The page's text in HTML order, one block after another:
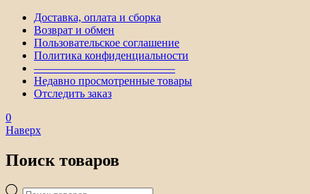
Доставка, оплата и сборка
Возврат и обмен
Пользовательское соглашение
Политика конфиденциальности
————————————–
Недавно просмотренные товары
Отследить заказ
0
Наверх
Поиск товаров